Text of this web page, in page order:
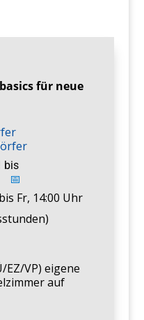
für neue
bis
📅
Fr, 14:00 Uhr
EZ/VP) eigene
auf